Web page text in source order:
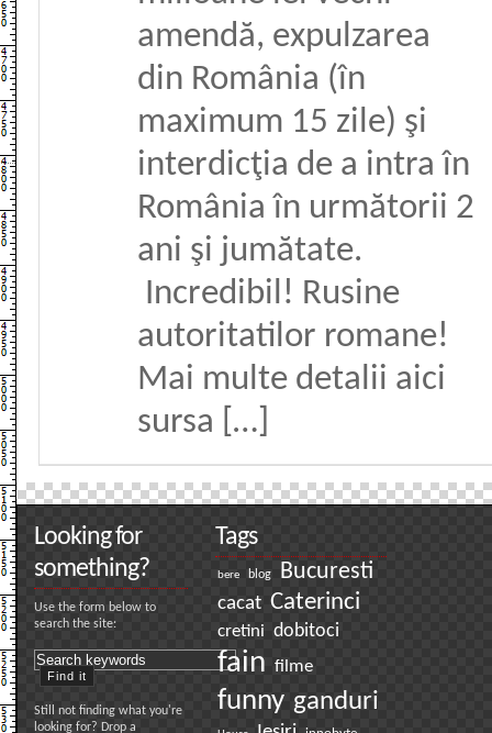
amendă, expulzarea
din România (în
maximum 15 zile) şi
interdicţia de a intra în
România în următorii 2
ani şi jumătate.
Incredibil! Rusine
autoritatilor romane!
Mai multe detalii aici
sursa […]
Looking for
something?
Use the form below to
search the site:
Still not finding what you're
looking for? Drop a
Tags
bere blog Bucuresti
cacat Caterinci
cretini dobitoci
fain filme
funny ganduri